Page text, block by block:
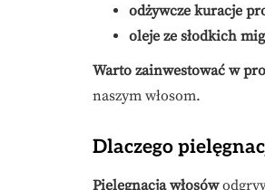
odżywcze kuracje
oleje ze słodkich
Warto zainwestować w
naszym włosom.
Dlaczego
Pielęgnacja włosów